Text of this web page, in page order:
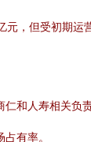
，但受初期
和人寿相关
有率。